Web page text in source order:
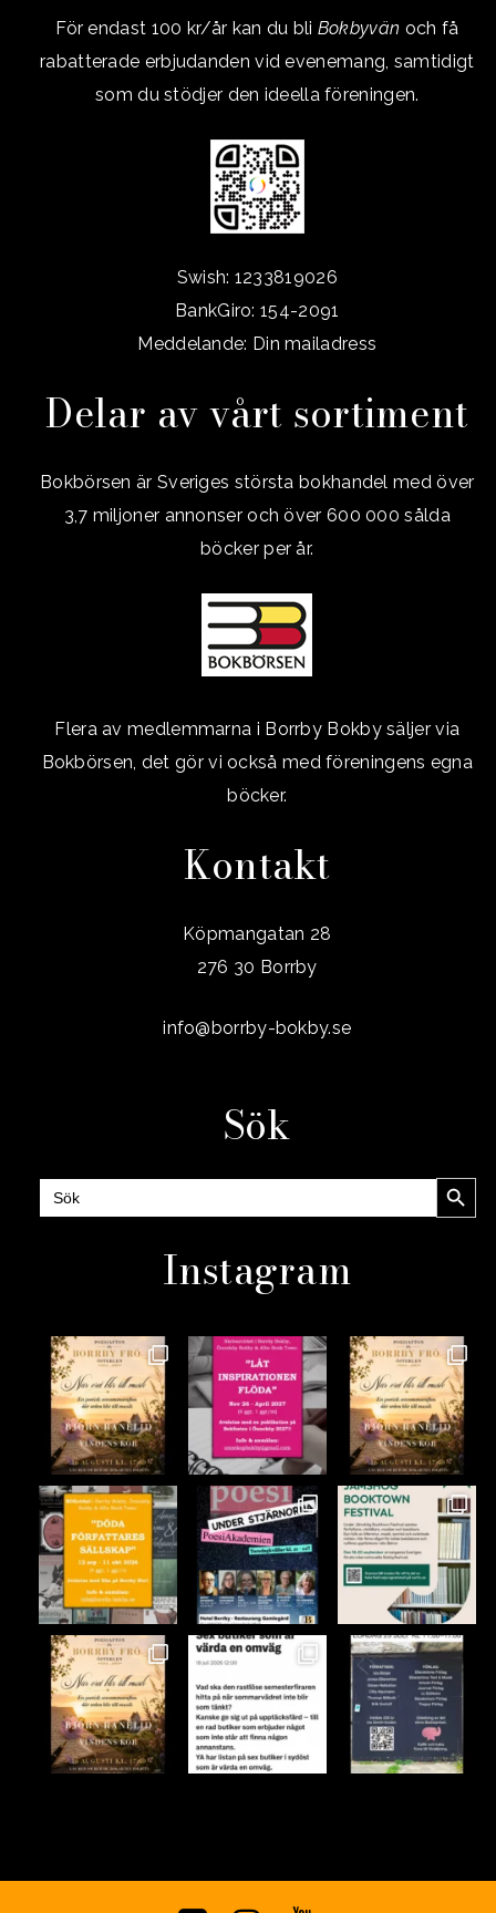
För endast 100 kr/år kan du bli Bokbyvän och få
rabatterade erbjudanden vid evenemang, samtidigt
som du stödjer den ideella föreningen.
Swish: 1233819026
BankGiro: 154-2091
Meddelande: Din mailadress
Delar av vårt sortiment
Bokbörsen är Sveriges största bokhandel med över
3,7 miljoner annonser och över 600 000 sålda
böcker per år.
Flera av medlemmarna i Borrby Bokby säljer via
Bokbörsen, det gör vi också med föreningens egna
böcker.
Kontakt
Köpmangatan 28
276 30 Borrby
info@borrby-bokby.se
Sök
Sök
efter:
Instagram